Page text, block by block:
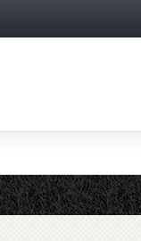
静岡トヨペットお天気